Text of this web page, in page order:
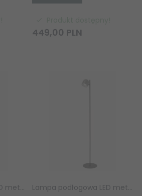
449,00 PLN
Lampa podłogowa LED metalowa nowoczesna minimalistyczna uniwersalna czarno-brązowa regulowana możliwość ściemniania SKANSKA RECH IP44 03749/03/96 LUCIDE Lampa podłogowa LED metalowa nowoczesna minimalistyczna uniwersalna czarno-szara regulowana możliwość ściemniania SKANSKA RECH IP44 03749/03/15 LUCIDE